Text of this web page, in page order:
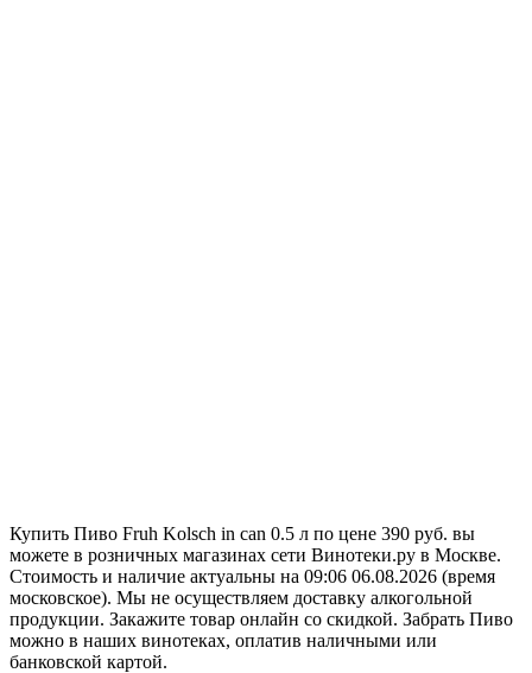
Купить Пиво Fruh Kolsch in can 0.5 л по цене 390 руб. вы
можете в розничных магазинах сети Винотеки.ру в Москве.
Стоимость и наличие актуальны на 09:06 06.08.2026 (время
московское). Мы не осуществляем доставку алкогольной
продукции. Закажите товар онлайн со скидкой. Забрать Пиво
можно в наших винотеках, оплатив наличными или
банковской картой.